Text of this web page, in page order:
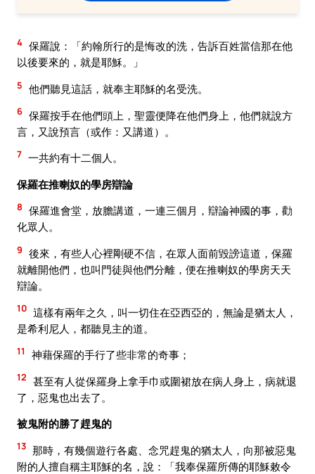
4 保羅說：「約翰所行的是悔改的洗，告訴百姓當信那在他
以後要來的，就是耶穌。」
5 他們聽見這話，就奉主耶穌的名受洗。
6 保羅按手在他們頭上，聖靈便降在他們身上，他們就說方
言，又說預言（或作：又講道）。
7 一共約有十二個人。
保羅在推喇奴的學房辯論
8 保羅進會堂，放膽講道，一連三個月，辯論神國的事，勸
化眾人。
9 後來，有些人心裡剛硬不信，在眾人面前毀謗這道，保羅
就離開他們，也叫門徒與他們分離，便在推喇奴的學房天天
辯論。
10 這樣有兩年之久，叫一切住在亞西亞的，無論是猶太人，
是希利尼人，都聽見主的道。
11 神藉保羅的手行了些非常的奇事；
12 甚至有人從保羅身上拿手巾或圍裙放在病人身上，病就退
了，惡鬼也出去了。
被鬼附的勝了趕鬼的
13 那時，有幾個遊行各處、念咒趕鬼的猶太人，向那被惡鬼
附的人擅自稱主耶穌的名，說：「我奉保羅所傳的耶穌敕令